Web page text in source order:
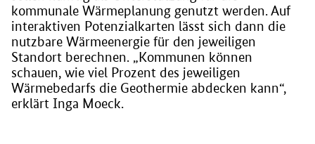
kommunale Wärmeplanung genutzt werden. Auf
interaktiven Potenzialkarten lässt sich dann die
nutzbare Wärmeenergie für den jeweiligen
Standort berechnen. „Kommunen können
schauen, wie viel Prozent des jeweiligen
Wärmebedarfs die Geothermie abdecken kann“,
erklärt Inga Moeck.